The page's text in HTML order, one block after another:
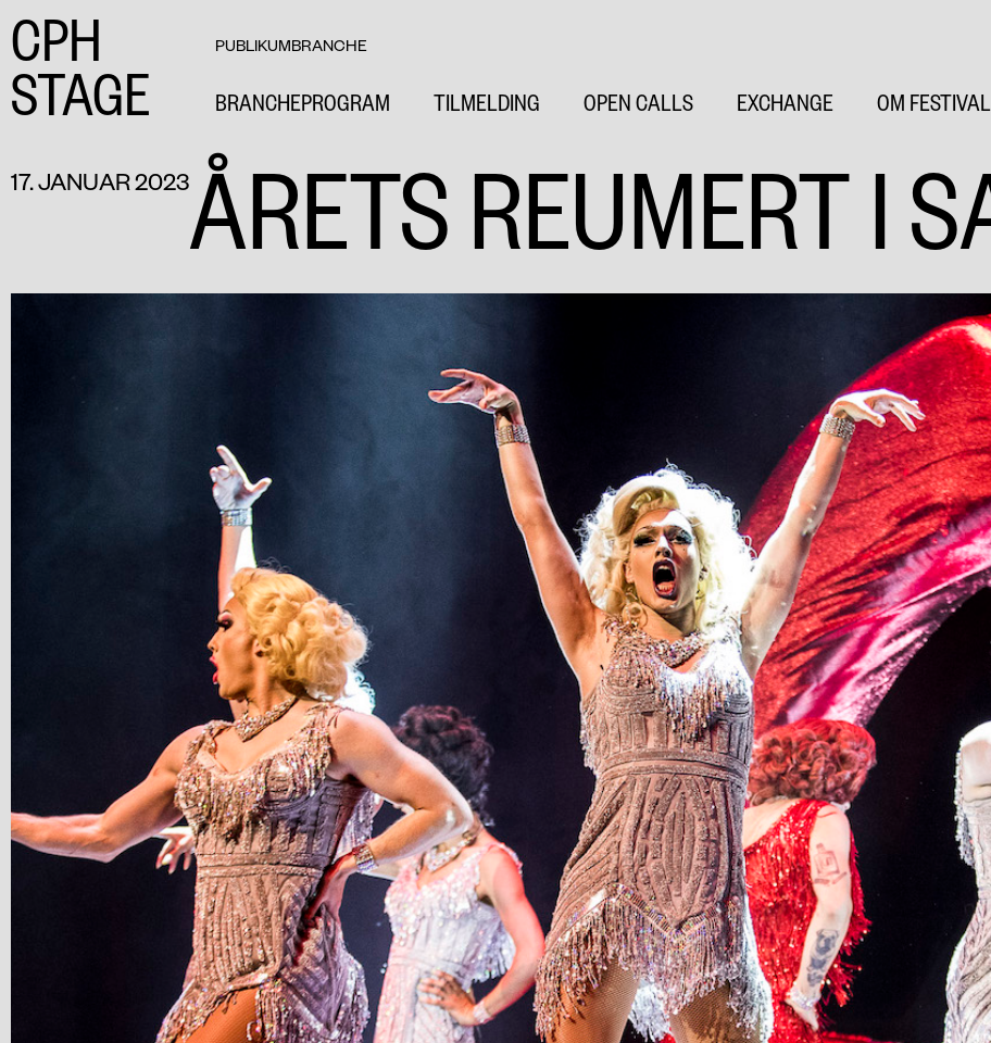
CPH
STAGE
PUBLIKUMBRANCHE
BRANCHEPROGRAM TILMELDING OPEN CALLS EXCHANGE OM
17. JANUAR 2023ÅRETS REUMERT I